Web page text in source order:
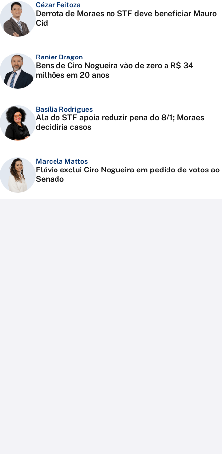
Cézar Feitoza
Derrota de Moraes no STF deve beneficiar Mauro
Cid
Ranier Bragon
Bens de Ciro Nogueira vão de zero a R$ 34
milhões em 20 anos
Basília Rodrigues
Ala do STF apoia reduzir pena do 8/1; Moraes
decidiria casos
Marcela Mattos
Flávio exclui Ciro Nogueira em pedido de votos ao
Senado